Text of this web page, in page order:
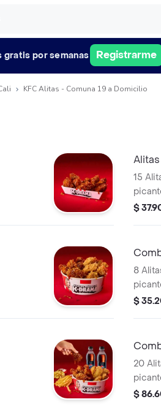
gratis por semanas Registrarme
KFC Alitas - Comuna 19 a Domicilio
Alitas
15
de ala)
$
8
de
$
20
de
$